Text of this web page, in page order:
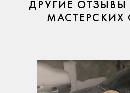
ДРУГИЕ ОТЗЫВЫ
МАСТЕРСКИХ